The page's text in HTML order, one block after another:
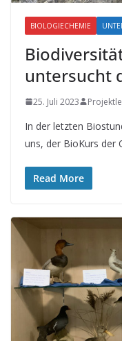
BIOLOGIECHEMIE
untersucht
25. Juli 2023
In der letzten
uns, der BioKurs der
Read More